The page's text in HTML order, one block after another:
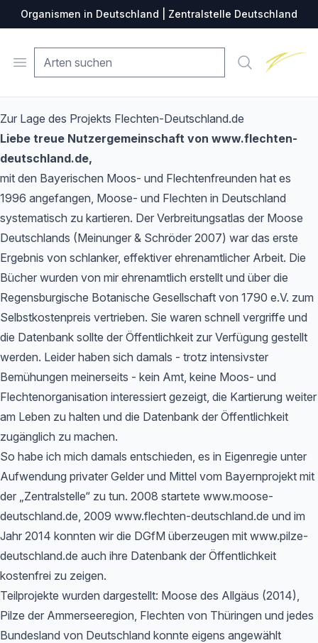
Organismen in Deutschland | Zentralstelle Deutschland
Open menu Suche
Zur Lage des Projekts Flechten-Deutschland.de
Liebe treue Nutzergemeinschaft von www.flechten-
deutschland.de,
mit den Bayerischen Moos- und Flechtenfreunden hat es
1996 angefangen, Moose- und Flechten in Deutschland
systematisch zu kartieren. Der Verbreitungsatlas der Moose
Deutschlands (Meinunger & Schröder 2007) war das erste
Ergebnis von schlanker, effektiver ehrenamtlicher Arbeit. Die
Bücher wurden von mir ehrenamtlich erstellt und über die
Regensburgische Botanische Gesellschaft von 1790 e.V. zum
Selbstkostenpreis vertrieben. Sie waren schnell vergriffe und
die Datenbank sollte der Öffentlichkeit zur Verfügung gestellt
werden. Leider haben sich damals - trotz intensivster
Bemühungen meinerseits - kein Amt, keine Moos- und
Flechtenorganisation interessiert gezeigt, die Kartierung weiter
am Leben zu halten und die Datenbank der Öffentlichkeit
zugänglich zu machen.
So habe ich mich damals entschieden, es in Eigenregie unter
Aufwendung privater Gelder und Mittel vom Bayernprojekt mit
der „Zentralstelle“ zu tun. 2008 startete www.moose-
deutschland.de, 2009 www.flechten-deutschland.de und im
Jahr 2014 konnten wir die DGfM überzeugen mit www.pilze-
deutschland.de auch ihre Datenbank der Öffentlichkeit
kostenfrei zu zeigen.
Teilprojekte wurden dargestellt: Moose des Allgäus (2014),
Pilze der Ammerseeregion, Flechten von Thüringen und jedes
Bundesland von Deutschland konnte eigens angewählt